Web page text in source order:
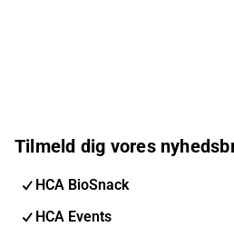
Tilmeld dig vores
HCA BioSnack
HCA Events